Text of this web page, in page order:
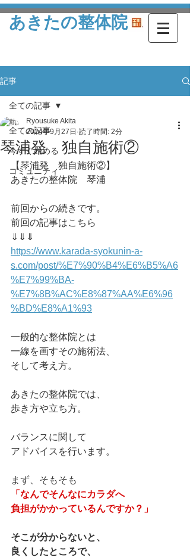
あきたの整体院
記事
全ての記事
今すぐ始める
コミュニティ
全ての記事
琴浦発 独自施術②
Ryousuke Akita
2024年9月27日 読了時間: 2分
【琴浦発　独自施術②】
あきたの整体院　琴浦
前回からの続きです。
前回の記事はこちら
⇓⇓⇓
https://www.karada-syokunin-a-
s.com/post/%E7%90%B4%E6%B5%A6
%E7%99%BA-
%E7%8B%AC%E8%87%AA%E6%96
%BD%E8%A1%93
一般的な整体院とは
一線を画すその施術法、
そして考え方。
あきたの整体院では、
歩き方や立ち方。
バランスに関して
アドバイスを行います。
まず、そもそも
「なんでそんなにカラダへ
負担がかかっているんですか？」
そこが分からないと、
良くしたところで、